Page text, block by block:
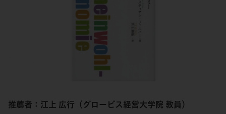
推薦者：江上 広行（グロービス経営大学院 教員）